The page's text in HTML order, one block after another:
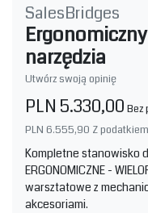
SalesBridges
narzędzia
Utwórz swoją opinię
PLN 5.330,00 Bez
PLN 6.555,90 Z podatkiem
Kompletne stanowisko
ERGONOMICZNE -
warsztatowe z
akcesoriami.